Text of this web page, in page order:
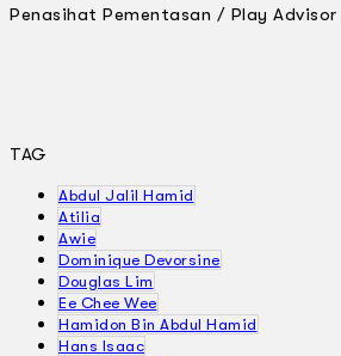
Penasihat Pementasan / Play
TAG
Abdul Jalil Hamid
Atilia
Awie
Dominique Devorsine
Douglas Lim
Ee Chee Wee
Hamidon Bin Abdul Hamid
Hans Isaac